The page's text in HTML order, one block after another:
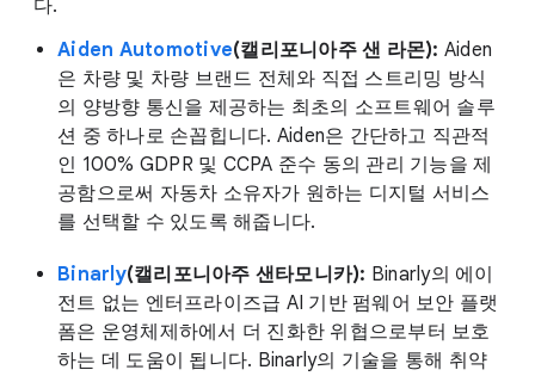
다.
Aiden Automotive(캘리포니아주 샌 라몬): Aiden
은 차량 및 차량 브랜드 전체와 직접 스트리밍 방식
의 양방향 통신을 제공하는 최초의 소프트웨어 솔루
션 중 하나로 손꼽힙니다. Aiden은 간단하고 직관적
인 100% GDPR 및 CCPA 준수 동의 관리 기능을 제
공함으로써 자동차 소유자가 원하는 디지털 서비스
를 선택할 수 있도록 해줍니다.
Binarly(캘리포니아주 샌타모니카): Binarly의 에이
전트 없는 엔터프라이즈급 AI 기반 펌웨어 보안 플랫
폼은 운영체제하에서 더 진화한 위협으로부터 보호
하는 데 도움이 됩니다. Binarly의 기술을 통해 취약